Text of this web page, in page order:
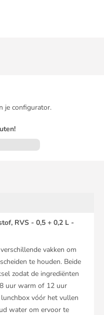
je configurator.
RVS - 0,5 + 0,2 L -
vakken om
te houden. Beide
zodat de ingrediënten
uur warm of 12 uur
vóór het vullen
water om ervoor te